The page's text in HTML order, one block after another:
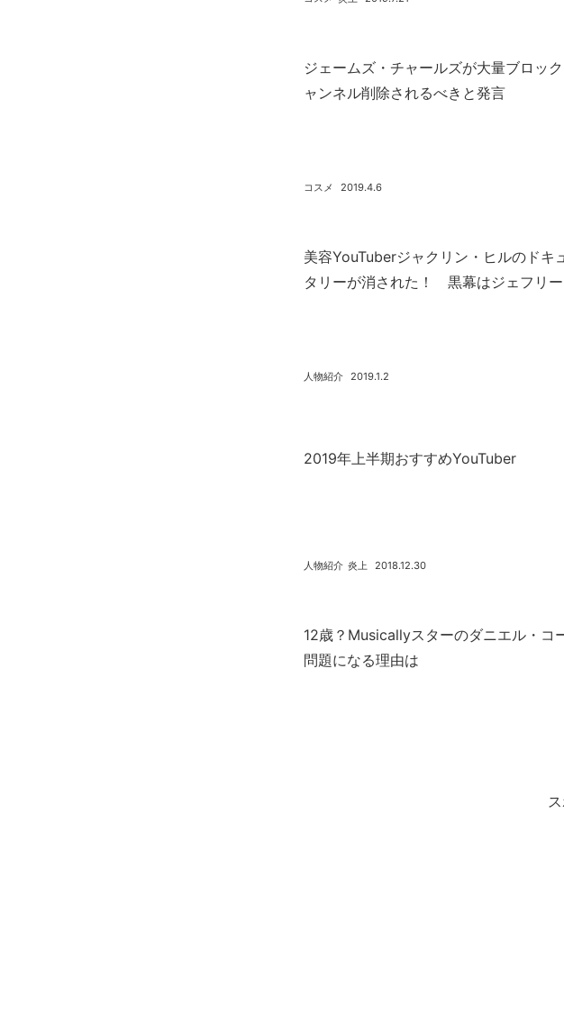
ジェームズ・チャールズが大量ブロッ
ャンネル削除されるべきと発言
美容YouTuberジャクリン・ヒルのドキ
タリーが消された！ 黒幕はジェフリー
2019.4.6
コスメ
2019年上半期おすすめYouTuber
2019.1.2
人物紹介
12歳？Musicallyスターのダニエル・コ
問題になる理由は
2018.12.30
人物紹介 炎上